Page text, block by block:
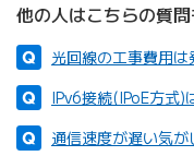
他の人はこちらの質
光回線の工事費用は
IPv6接続(IPoE方式)
通信速度が遅い気が